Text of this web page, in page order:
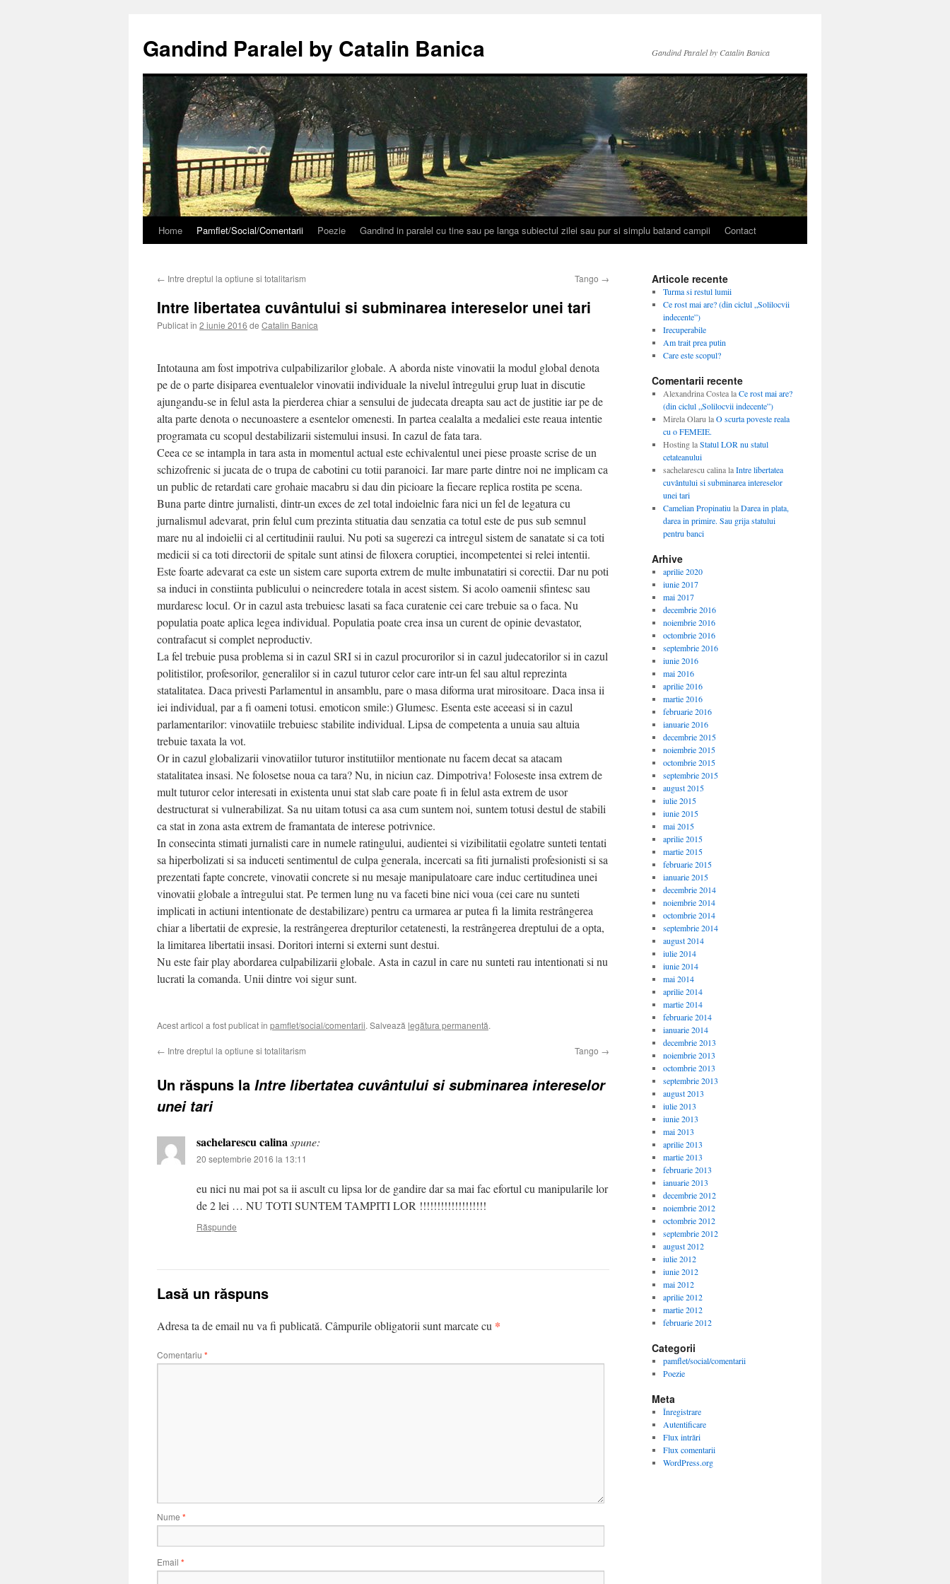
Gandind Paralel by Catalin Banica Gandind Paralel by Catalin Banica
Sari
conținut
Home Pamflet/Social/Comentarii Poezie Gandind in paralel cu tine sau pe langa subiectul zilei sau pur si simplu batand campii Contact
← Intre dreptul la optiune si totalitarism Tango →
Intre libertatea cuvântului si subminarea intereselor unei tari
Publicat în 2 iunie 2016 de Catalin Banica
Intotauna am fost impotriva culpabilizarilor globale. A aborda niste vinovatii la modul global denota
pe de o parte disiparea eventualelor vinovatii individuale la nivelul întregului grup luat in discutie
ajungandu-se in felul asta la pierderea chiar a sensului de judecata dreapta sau act de justitie iar pe de
alta parte denota o necunoastere a esentelor omenesti. In partea cealalta a medaliei este reaua intentie
programata cu scopul destabilizarii sistemului insusi. In cazul de fata tara.
Ceea ce se intampla in tara asta in momentul actual este echivalentul unei piese proaste scrise de un
schizofrenic si jucata de o trupa de cabotini cu totii paranoici. Iar mare parte dintre noi ne implicam ca
un public de retardati care grohaie macabru si dau din picioare la fiecare replica rostita pe scena.
Buna parte dintre jurnalisti, dintr-un exces de zel total indoielnic fara nici un fel de legatura cu
jurnalismul adevarat, prin felul cum prezinta stituatia dau senzatia ca totul este de pus sub semnul
mare nu al indoielii ci al certitudinii raului. Nu poti sa sugerezi ca intregul sistem de sanatate si ca toti
medicii si ca toti directorii de spitale sunt atinsi de filoxera coruptiei, incompetentei si relei intentii.
Este foarte adevarat ca este un sistem care suporta extrem de multe imbunatatiri si corectii. Dar nu poti
sa induci in constiinta publicului o neincredere totala in acest sistem. Si acolo oamenii sfintesc sau
murdaresc locul. Or in cazul asta trebuiesc lasati sa faca curatenie cei care trebuie sa o faca. Nu
populatia poate aplica legea individual. Populatia poate crea insa un curent de opinie devastator,
contrafacut si complet neproductiv.
La fel trebuie pusa problema si in cazul SRI si in cazul procurorilor si in cazul judecatorilor si in cazul
politistilor, profesorilor, generalilor si in cazul tuturor celor care intr-un fel sau altul reprezinta
statalitatea. Daca privesti Parlamentul in ansamblu, pare o masa diforma urat mirositoare. Daca insa ii
iei individual, par a fi oameni totusi. emoticon smile:) Glumesc. Esenta este aceeasi si in cazul
parlamentarilor: vinovatiile trebuiesc stabilite individual. Lipsa de competenta a unuia sau altuia
trebuie taxata la vot.
Or in cazul globalizarii vinovatiilor tuturor institutiilor mentionate nu facem decat sa atacam
statalitatea insasi. Ne folosetse noua ca tara? Nu, in niciun caz. Dimpotriva! Foloseste insa extrem de
mult tuturor celor interesati in existenta unui stat slab care poate fi in felul asta extrem de usor
destructurat si vulnerabilizat. Sa nu uitam totusi ca asa cum suntem noi, suntem totusi destul de stabili
ca stat in zona asta extrem de framantata de interese potrivnice.
In consecinta stimati jurnalisti care in numele ratingului, audientei si vizibilitatii egolatre sunteti tentati
sa hiperbolizati si sa induceti sentimentul de culpa generala, incercati sa fiti jurnalisti profesionisti si sa
prezentati fapte concrete, vinovatii concrete si nu mesaje manipulatoare care induc certitudinea unei
vinovatii globale a întregului stat. Pe termen lung nu va faceti bine nici voua (cei care nu sunteti
implicati in actiuni intentionate de destabilizare) pentru ca urmarea ar putea fi la limita restrângerea
chiar a libertatii de expresie, la restrângerea drepturilor cetatenesti, la restrângerea dreptului de a opta,
la limitarea libertatii insasi. Doritori interni si externi sunt destui.
Nu este fair play abordarea culpabilizarii globale. Asta in cazul in care nu sunteti rau intentionati si nu
lucrati la comanda. Unii dintre voi sigur sunt.
Acest articol a fost publicat în pamflet/social/comentarii. Salvează legătura permanentă.
← Intre dreptul la optiune si totalitarism Tango →
Un răspuns la Intre libertatea cuvântului si subminarea intereselor
unei tari
sachelarescu calinaspune:
20 septembrie 2016 la 13:11
eu nici nu mai pot sa ii ascult cu lipsa lor de gandire dar sa mai fac efortul cu manipularile lor
de 2 lei … NU TOTI SUNTEM TAMPITI LOR !!!!!!!!!!!!!!!!!!!
Răspunde
Lasă un răspuns
Adresa ta de email nu va fi publicată. Câmpurile obligatorii sunt marcate cu *
Comentariu *
Nume *
Email *
Articole recente
Turma si restul lumii
Ce rost mai are? (din ciclul „Solilocvii
indecente”)
Irecuperabile
Am trait prea putin
Care este scopul?
Comentarii recente
Alexandrina CostealaCe rost mai are?
(din ciclul „Solilocvii indecente”)
Mirela Olaru laO scurta poveste reala
cu o FEMEIE.
HostinglaStatul LOR nu statul
cetateanului
sachelarescu calinalaIntre libertatea
cuvântului si subminarea intereselor
unei tari
Camelian Propinatiu laDarea in plata,
darea in primire. Sau grija statului
pentru banci
Arhive
aprilie 2020
iunie 2017
mai 2017
decembrie 2016
noiembrie 2016
octombrie 2016
septembrie 2016
iunie 2016
mai 2016
aprilie 2016
martie 2016
februarie 2016
ianuarie 2016
decembrie 2015
noiembrie 2015
octombrie 2015
septembrie 2015
august 2015
iulie 2015
iunie 2015
mai 2015
aprilie 2015
martie 2015
februarie 2015
ianuarie 2015
decembrie 2014
noiembrie 2014
octombrie 2014
septembrie 2014
august 2014
iulie 2014
iunie 2014
mai 2014
aprilie 2014
martie 2014
februarie 2014
ianuarie 2014
decembrie 2013
noiembrie 2013
octombrie 2013
septembrie 2013
august 2013
iulie 2013
iunie 2013
mai 2013
aprilie 2013
martie 2013
februarie 2013
ianuarie 2013
decembrie 2012
noiembrie 2012
octombrie 2012
septembrie 2012
august 2012
iulie 2012
iunie 2012
mai 2012
aprilie 2012
martie 2012
februarie 2012
Categorii
pamflet/social/comentarii
Poezie
Meta
Înregistrare
Autentificare
Flux intrări
Flux comentarii
WordPress.org